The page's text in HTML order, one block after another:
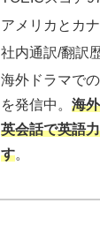
アメリカとカ
社内通訳/翻訳
海外ドラマで
を発信中。海
英会話で英語
す。